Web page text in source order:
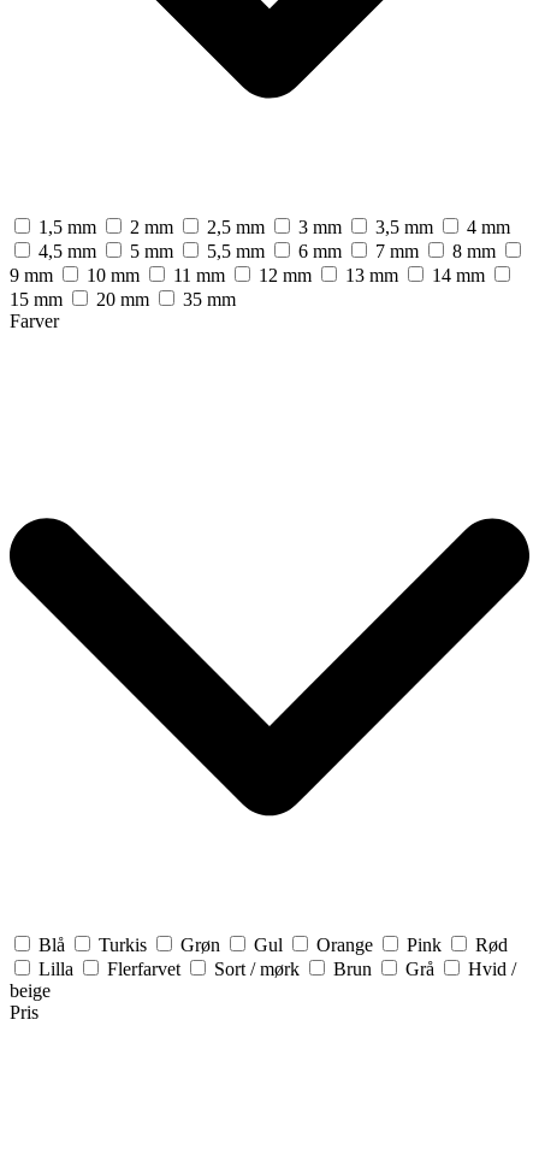
1,5 mm 2 mm 2,5 mm 3 mm 3,5 mm
4 mm
4,5 mm
5 mm 5,5 mm 6 mm 7 mm
8 mm
9 mm
10 mm 11 mm 12 mm 13 mm
14 mm
15 mm
20 mm
35 mm
Farver
Blå Turkis Grøn Gul Orange Pink
Rød
Lilla
Flerfarvet Sort / mørk Brun Grå
Hvid /
beige
Pris